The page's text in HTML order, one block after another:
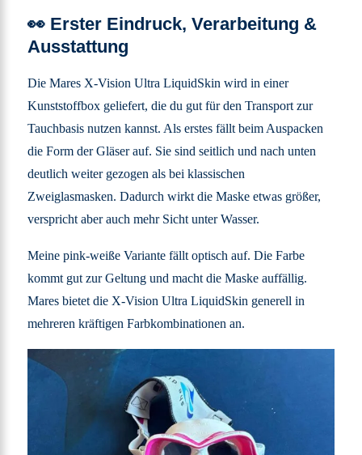
👀 Erster Eindruck, Verarbeitung &
Ausstattung
Die Mares X-Vision Ultra LiquidSkin wird in einer
Kunststoffbox geliefert, die du gut für den Transport zur
Tauchbasis nutzen kannst. Als erstes fällt beim Auspacken
die Form der Gläser auf. Sie sind seitlich und nach unten
deutlich weiter gezogen als bei klassischen
Zweiglasmasken. Dadurch wirkt die Maske etwas größer,
verspricht aber auch mehr Sicht unter Wasser.
Meine pink-weiße Variante fällt optisch auf. Die Farbe
kommt gut zur Geltung und macht die Maske auffällig.
Mares bietet die X-Vision Ultra LiquidSkin generell in
mehreren kräftigen Farbkombinationen an.